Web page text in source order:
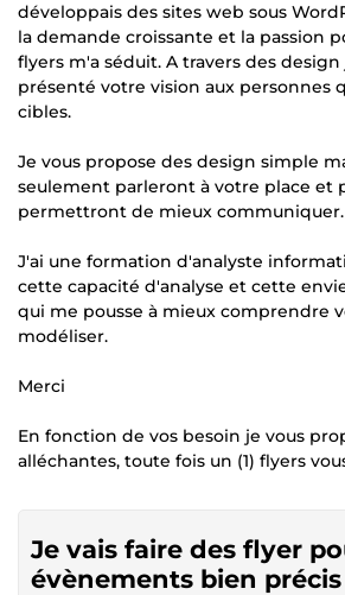
développais des sites web sous
la demande croissante et la passion
flyers m'a séduit. A travers des
présenté votre vision aux personnes
cibles.
Je vous propose des design simple
seulement parleront à votre place et
permettront de mieux communiquer.
J'ai une formation d'analyste
cette capacité d'analyse et cette
qui me pousse à mieux comprendre
modéliser.
Merci
En fonction de vos besoin je vous
alléchantes, toute fois un (1) flyers
Je vais faire des flyer
évènements bien précis